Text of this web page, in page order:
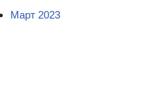
Март 2023